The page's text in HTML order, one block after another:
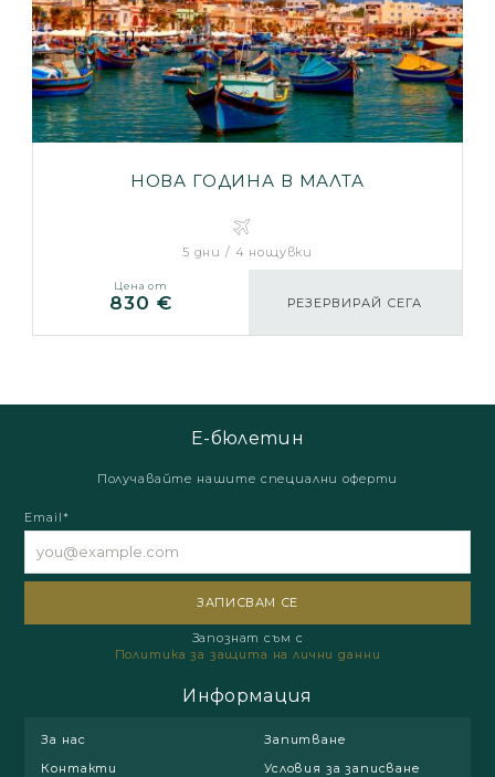
НОВА ГОДИНА В МАЛТА
5 дни / 4 нощувки
Цена от
830 € РЕЗЕРВИРАЙ СЕГА
Е-бюлетин
Получавайте нашите специални оферти
Email*
Запознат съм с
Политика за защита на лични данни
Информация
За нас
Запитване
Контакти
Условия за записване